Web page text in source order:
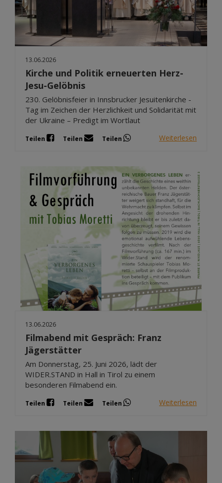
13.06.2026
Kirche und Politik erneuerten Herz-
Jesu-Gelöbnis
230. Gelöbnisfeier in Innsbrucker Jesuitenkirche -
Tag im Zeichen der Herzlichkeit und Solidarität mit
der Ukraine – Predigt im Wortlaut
Teilen Teilen Teilen Weiterlesen
13.06.2026
Filmabend mit Gespräch: Franz
Jägerstätter
Am Donnerstag, 25. Juni 2026, lädt der
WIDER.STAND in Hall in Tirol zu einem
besonderen Filmabend ein.
Teilen Teilen Teilen Weiterlesen